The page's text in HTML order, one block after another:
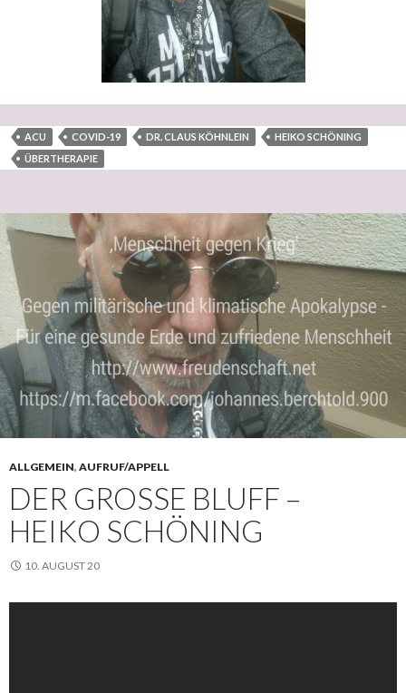
ACU COVID-19 DR. CLAUS KÖHNLEIN
HEIKO SCHÖNING
ÜBERTHERAPIE
ALLGEMEIN, AUFRUF/APPELL
DER GROSSE BLUFF – H
EIKO SCHÖNING
10. AUGUST 20